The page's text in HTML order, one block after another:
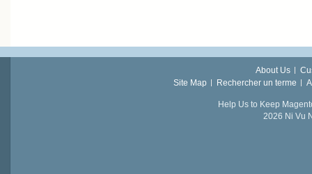
About Us
Site Map
Rechercher un terme
Help Us to Keep
2026 Ni Vu